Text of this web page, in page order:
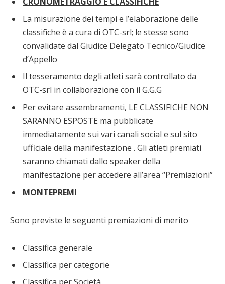
La misurazione dei tempi e l’elaborazione delle
classifiche è a cura di OTC-srl; le stesse sono
convalidate dal Giudice Delegato Tecnico/Giudice
d’Appello
Il tesseramento degli atleti sarà controllato da
OTC-srl in collaborazione con il G.G.G
Per evitare assembramenti, LE CLASSIFICHE NON
SARANNO ESPOSTE ma pubblicate
immediatamente sui vari canali social e sul sito
ufficiale della manifestazione . Gli atleti premiati
saranno chiamati dallo speaker della
manifestazione per accedere all’area “Premiazioni”
MONTEPREMI
Sono previste le seguenti premiazioni di merito
Classifica generale
Classifica per categorie